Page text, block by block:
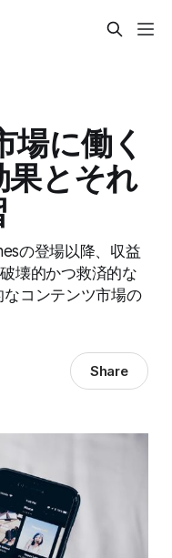
に働く
果とそれ
の登場以降、収益
壊的かつ救済的な
コンテンツ市場の
Share